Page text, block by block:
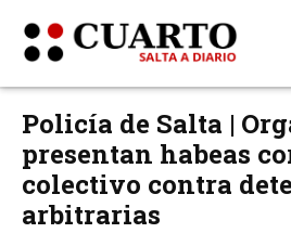
Policía de Salta |
presentan habeas
colectivo contra
arbitrarias